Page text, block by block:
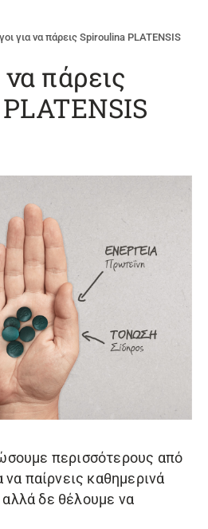
για να πάρεις Spiroulina PLATENSIS
να πάρεις
περισσότερους από
να παίρνεις καθημερινά
αλλά δε θέλουμε να